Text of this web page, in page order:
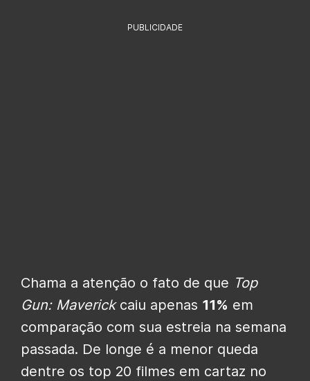
PUBLICIDADE
Chama a atenção o fato de que Top
Gun: Maverickcaiu apenas 11% em
comparação com sua estreia na semana
passada. De longe é a menor queda
dentre os top 20 filmes em cartaz no